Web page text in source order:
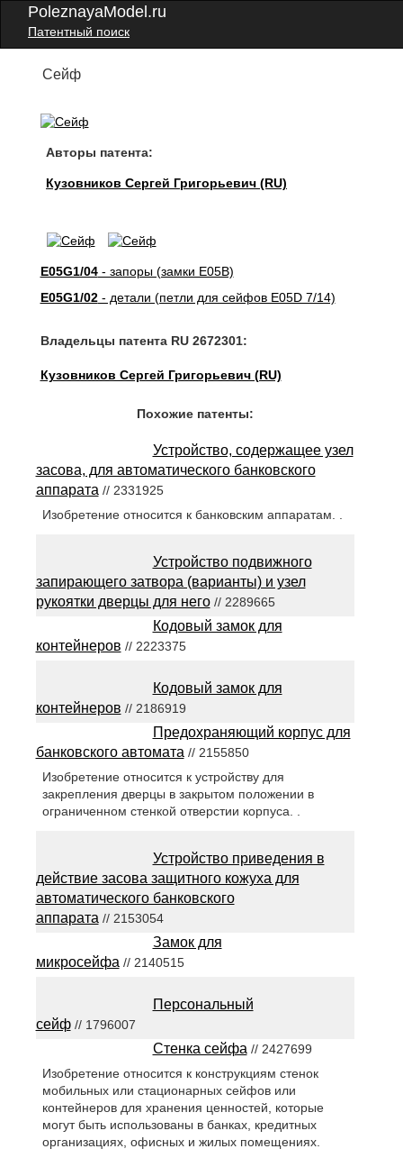
PoleznayaModel.ru
Патентный поиск
Сейф
Авторы патента:
Кузовников Сергей Григорьевич (RU)
E05G1/04- запоры (замки E05B)
E05G1/02- детали (петли для сейфов E05D 7/14)
Владельцы патента RU 2672301:
Кузовников Сергей Григорьевич (RU)
Похожие патенты:
Устройство, содержащее узел
засова, для автоматического банковского
аппарата // 2331925
Изобретение относится к банковским аппаратам. .
Устройство подвижного
запирающего затвора (варианты) и узел
рукоятки дверцы для него// 2289665
Кодовый замок для
контейнеров // 2223375
Кодовый замок для
контейнеров // 2186919
Предохраняющий корпус для
банковского автомата // 2155850
Изобретение относится к устройству для
закрепления дверцы в закрытом положении в
ограниченном стенкой отверстии корпуса. .
Устройство приведения в
действие засова защитного кожуха для
автоматического банковского
аппарата// 2153054
Замок для
микросейфа// 2140515
Персональный
сейф// 1796007
Стенка сейфа// 2427699
Изобретение относится к конструкциям стенок
мобильных или стационарных сейфов или
контейнеров для хранения ценностей, которые
могут быть использованы в банках, кредитных
организациях, офисных и жилых помещениях.